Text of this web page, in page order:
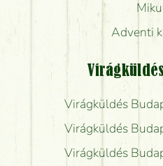
Adventi
Virágküldés
Virágküldés
Virágküldés